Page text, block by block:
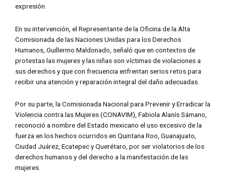
expresión.
En su intervención, el Representante de la Oficina de la Alta
Comisionada de las Naciones Unidas para los Derechos
Humanos, Guillermo Maldonado, señaló que en contextos de
protestas las mujeres y las niñas son víctimas de violaciones a
sus derechos y que con frecuencia enfrentan serios retos para
recibir una atención y reparación integral del daño adecuadas.
Por su parte, la Comisionada Nacional para Prevenir y Erradicar la
Violencia contra las Mujeres (CONAVIM), Fabiola Alanís Sámano,
reconoció a nombre del Estado mexicano el uso excesivo de la
fuerza en los hechos ocurridos en Quintana Roo, Guanajuato,
Ciudad Juárez, Ecatepec y Querétaro, por ser violatorios de los
derechos humanos y del derecho a la manifestación de las
mujeres.